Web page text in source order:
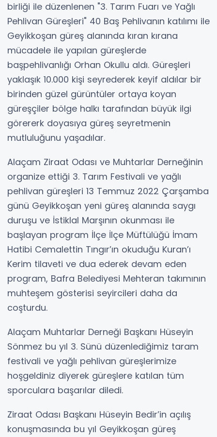
birliği ile düzenlenen "3. Tarım Fuarı ve Yağlı
Pehlivan Güreşleri" 40 Baş Pehlivanın katılımı ile
Geyikkoşan güreş alanında kıran kırana
mücadele ile yapılan güreşlerde
başpehlivanlığı Orhan Okullu aldı. Güreşleri
yaklaşık 10.000 kişi seyrederek keyif aldılar bir
birinden güzel gürüntüler ortaya koyan
güreşçiler bölge halkı tarafından büyük ilgi
görererk doyasıya güreş seyretmenin
mutluluğunu yaşadılar.
Alaçam Ziraat Odası ve Muhtarlar Derneğinin
organize ettiği 3. Tarım Festivali ve yağlı
pehlivan güreşleri 13 Temmuz 2022 Çarşamba
günü Geyikkoşan yeni güreş alanında saygı
duruşu ve İstiklal Marşının okunması ile
başlayan program İlçe İlçe Müftülüğü İmam
Hatibi Cemalettin Tıngır’ın okuduğu Kuran’ı
Kerim tilaveti ve dua ederek devam eden
program, Bafra Belediyesi Mehteran takımının
muhteşem gösterisi seyircileri daha da
coşturdu.
Alaçam Muhtarlar Derneği Başkanı Hüseyin
Sönmez bu yıl 3. Sünü düzenlediğimiz taram
festivali ve yağlı pehlivan güreşlerimize
hoşgeldiniz diyerek güreşlere katılan tüm
sporculara başarılar diledi.
Ziraat Odası Başkanı Hüseyin Bedir’in açılış
konuşmasında bu yıl Geyikkoşan güreş